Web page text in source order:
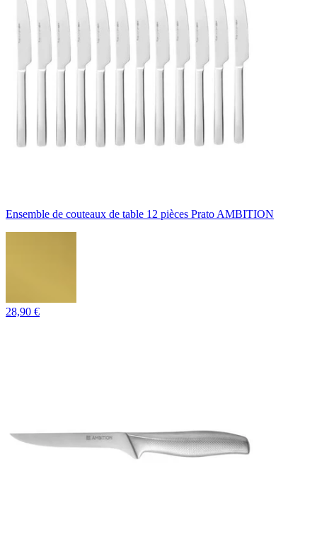
Ensemble de couteaux de table 12 pièces Prato AMBITION
28,90 €